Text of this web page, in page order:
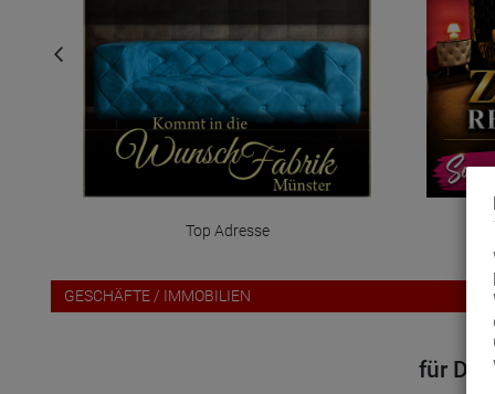
Top Adresse
GESCHÄFTE / IMMOBILIEN
für